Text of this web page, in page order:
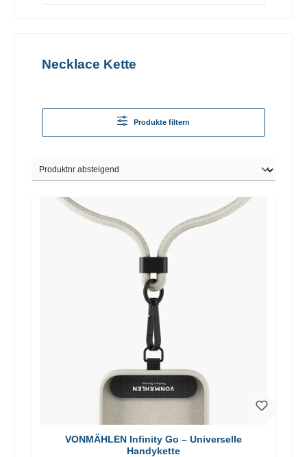
Necklace Kette
Produkte filtern
VONMÄHLEN Infinity Go – Universelle
Handykette